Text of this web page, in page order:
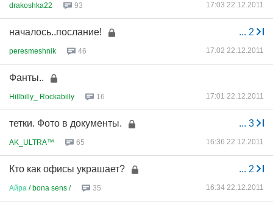
drakoshka22 93 17:03 22.12.2011
... 2
началось..послание!
peresmeshnik 46 17:02 22.12.2011
Фанты..
Hillbilly_ Rockabilly 16 17:01 22.12.2011
... 3
тетки. Фото в документы.
AK_ULTRA™ 65 16:36 22.12.2011
... 2
Кто как офисы украшает?
Айра / bona sens / 35 16:34 22.12.2011